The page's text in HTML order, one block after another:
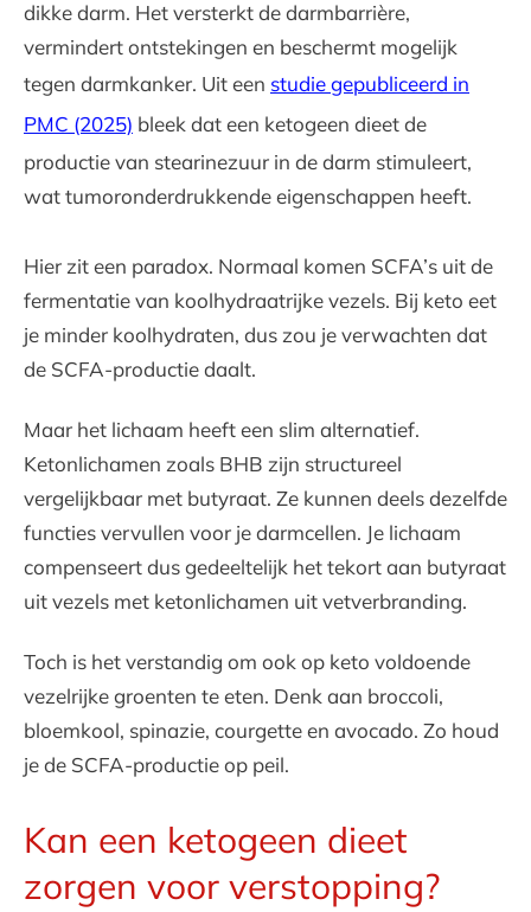
dikke darm. Het versterkt de darmbarrière,
vermindert ontstekingen en beschermt mogelijk
tegen darmkanker. Uit een studie gepubliceerd in
PMC (2025) bleek dat een ketogeen dieet de
productie van stearinezuur in de darm stimuleert,
wat tumoronderdrukkende eigenschappen heeft.
Hier zit een paradox. Normaal komen SCFA’s uit de
fermentatie van koolhydraatrijke vezels. Bij keto eet
je minder koolhydraten, dus zou je verwachten dat
de SCFA-productie daalt.
Maar het lichaam heeft een slim alternatief.
Ketonlichamen zoals BHB zijn structureel
vergelijkbaar met butyraat. Ze kunnen deels dezelfde
functies vervullen voor je darmcellen. Je lichaam
compenseert dus gedeeltelijk het tekort aan butyraat
uit vezels met ketonlichamen uit vetverbranding.
Toch is het verstandig om ook op keto voldoende
vezelrijke groenten te eten. Denk aan broccoli,
bloemkool, spinazie, courgette en avocado. Zo houd
je de SCFA-productie op peil.
Kan een ketogeen dieet
zorgen voor verstopping?